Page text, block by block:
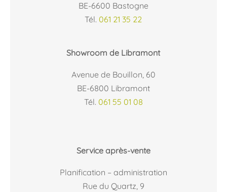
BE-6600 Bastogne
Tél.061 21 35 22
Showroom de Libramont
Avenue de Bouillon, 60
BE-6800 Libramont
Tél. 061 55 01 08
Service après-vente
Planification – administration
Rue du Quartz, 9